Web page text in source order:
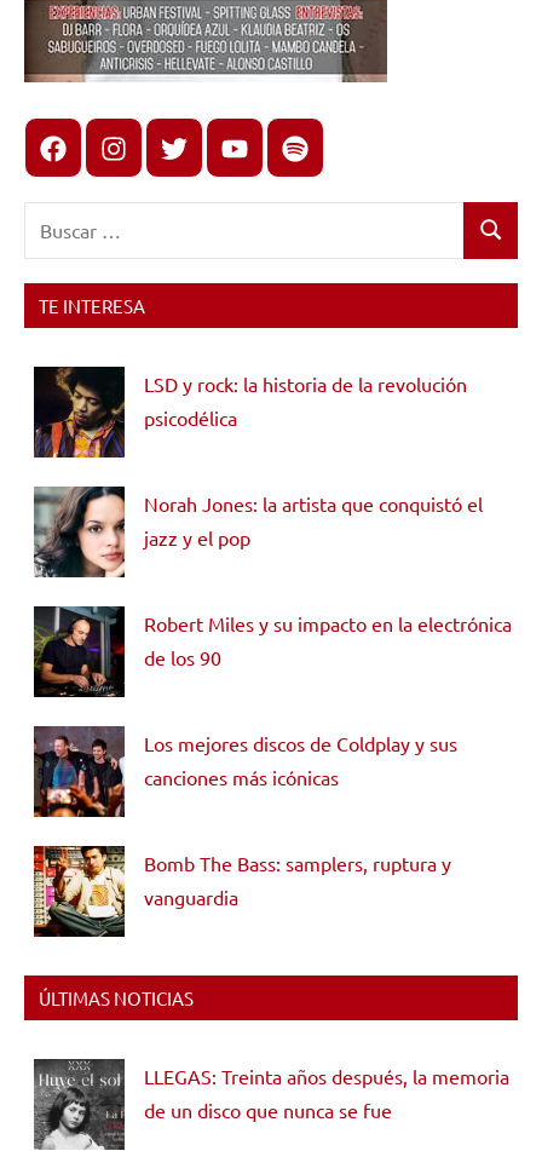
FacebookInstagram
X youtubespotify
Buscar
TE INTERESA
LSD y rock: la historia de la revolución
psicodélica
Norah Jones: la artista que conquistó el
jazz y el pop
Robert Miles y su impacto en la electrónica
de los 90
Los mejores discos de Coldplay y sus
canciones más icónicas
Bomb The Bass: samplers, ruptura y
vanguardia
ÚLTIMAS NOTICIAS
LLEGAS: Treinta años después, la memoria
de un disco que nunca se fue